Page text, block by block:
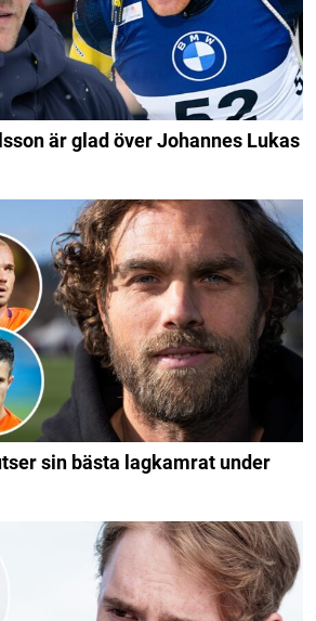
är glad över Johannes Lukas
sin bästa lagkamrat under